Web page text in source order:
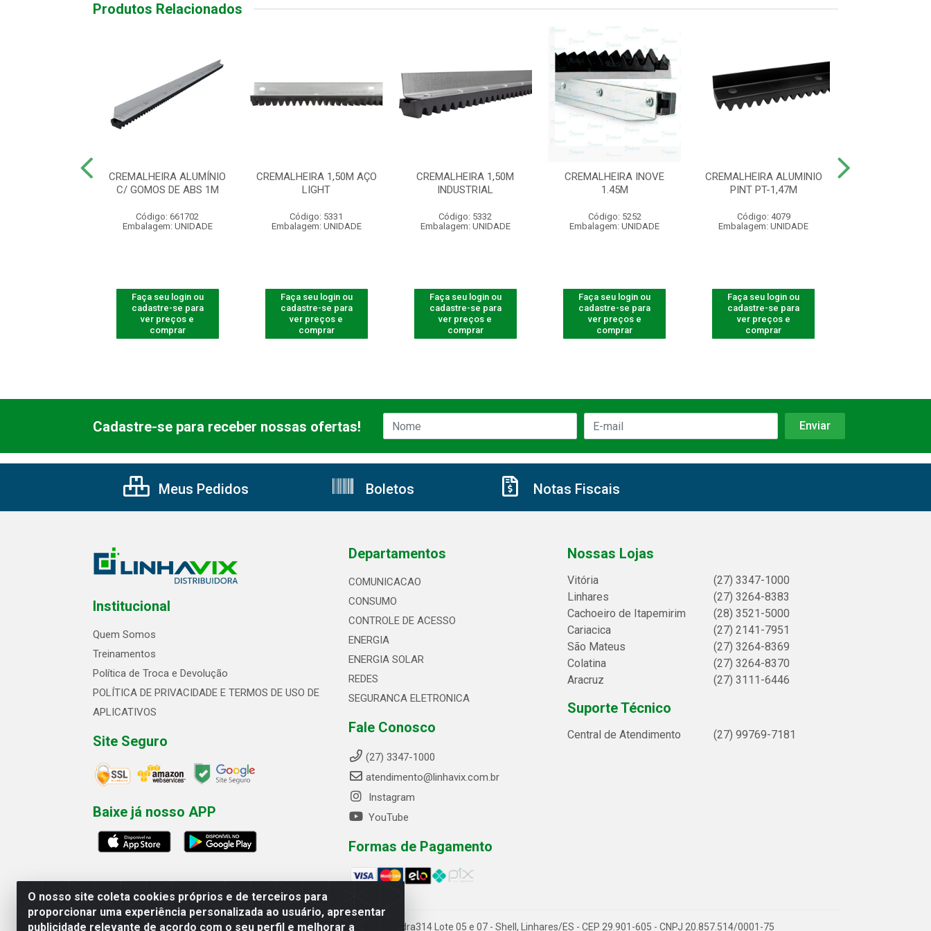
Produtos Relacionados
CREMALHEIRA ALUMÍNIO
C/ GOMOS DE ABS 1M
Código: 661702
Embalagem: UNIDADE
Faça seu login ou
cadastre-se para
ver preços e
comprar
CREMALHEIRA 1,50M AÇO
LIGHT
Código: 5331
Embalagem: UNIDADE
Faça seu login ou
cadastre-se para
ver preços e
comprar
CREMALHEIRA 1,50M
INDUSTRIAL
Código: 5332
Embalagem: UNIDADE
Faça seu login ou
cadastre-se para
ver preços e
comprar
CREMALHEIRA INOVE
1.45M
Código: 5252
Embalagem: UNIDADE
Faça seu login ou
cadastre-se para
ver preços e
comprar
CREMALHEIRA ALUMINIO
PINT PT-1,47M
Código: 4079
Embalagem: UNIDADE
Faça seu login ou
cadastre-se para
ver preços e
comprar
O nosso site coleta cookies próprios e de terceiros para
proporcionar uma experiência personalizada ao usuário, apresentar
publicidade relevante de acordo com o seu perfil e melhorar a
Cadastre-se para receber nossas ofertas!
Meus Pedidos Boletos Notas Fiscais
Institucional
Quem Somos
Treinamentos
Política de Troca e Devolução
POLÍTICA DE PRIVACIDADE E TERMOS DE USO DE
APLICATIVOS
Site Seguro
Baixe já nosso APP
Departamentos
COMUNICACAO
CONSUMO
CONTROLE DE ACESSO
ENERGIA
ENERGIA SOLAR
REDES
SEGURANCA ELETRONICA
Fale Conosco
(27) 3347-1000
atendimento@linhavix.com.br
Instagram
YouTube
Formas de Pagamento
Nossas Lojas
Vitória
(27) 3347-1000
Linhares
(27) 3264-8383
Cachoeiro de Itapemirim
(28) 3521-5000
Cariacica
(27) 2141-7951
São Mateus
(27) 3264-8369
Colatina
(27) 3264-8370
Aracruz
(27) 3111-6446
Suporte Técnico
Central de Atendimento (27) 99769-7181
Linhavix Distribuidora LTDA - Avenida Alegre, 2521 - Quadra314 Lote 05 e 07 - Shell, Linhares/ES - CEP 29.901-605 - CNPJ 20.857.514/0001-75